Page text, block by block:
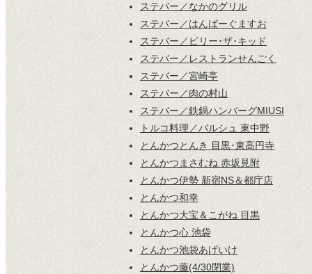
ステバー／なかのグリル
ステバー／はんばーぐますお
ステバー／ビリー･ザ･キッド
ステバー／レストランせんごく
ステバー／宮崎亭
ステバー／肉の村山
ステバー／鉄鍋ハンバーグMIUSI
トルコ料理／バルシュ 東中野
とんかつとんき 目黒･東高円寺
とんかつまさむね 赤坂見附
とんかつ伊勢 新宿NS＆都庁店
とんかつ和幸
とんかつ大宝＆こがね 目黒
とんかつ心 池袋
とんかつ池袋あげいけ
とんかつ藤(4/30閉業)